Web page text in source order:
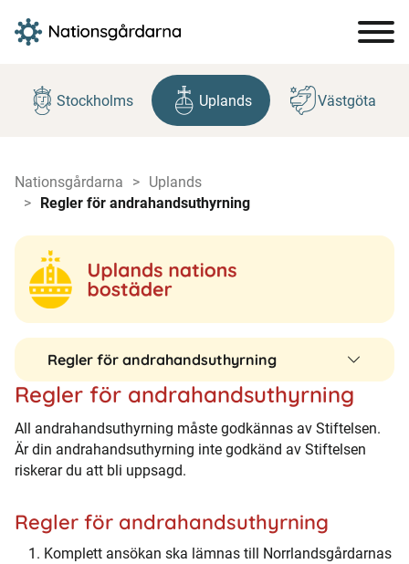
innehåll
Stockholms Uplands Västgöta
Nationsgårdarna
Uplands
Regler för andrahandsuthyrning
Regler för andrahandsuthyrning
Regler för andrahandsuthyrning
All andrahandsuthyrning måste godkännas av Stiftelsen.
Är din andrahandsuthyrning inte godkänd av Stiftelsen
riskerar du att bli uppsagd.
Regler för andrahandsuthyrning
Komplett ansökan ska lämnas till Norrlandsgårdarnas